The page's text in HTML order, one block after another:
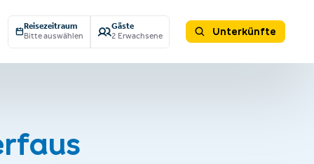
Reisezeitraum
Bitte auswählen
Gäste
2 Erwachsene
Unterkünfte